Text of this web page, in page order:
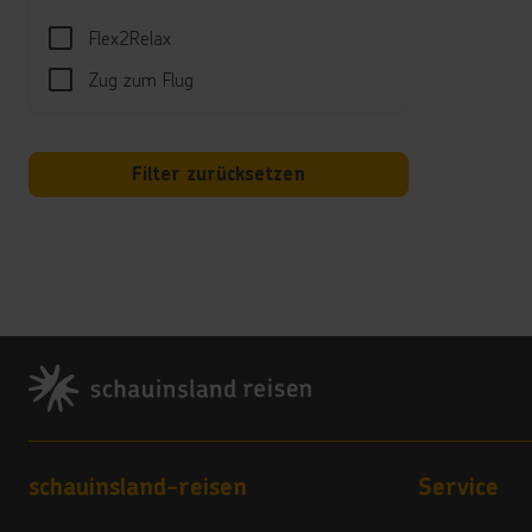
Flex2Relax
Zug zum Flug
Filter zurücksetzen
-
Footer
Footer navigation
schauinsland-reisen Service